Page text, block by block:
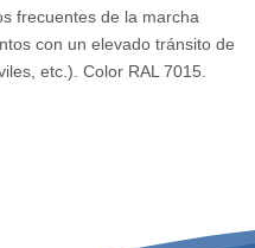
frecuentes de la marcha
con un elevado tránsito de
etc.). Color RAL 7015.